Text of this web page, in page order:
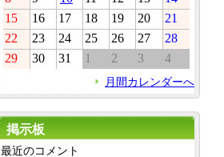
15
16 17 18 19 20
21
22
23 24 25 26 27
28
29
30 31 1 2 3 4
月間カレンダーへ
掲示板
最近のコメント